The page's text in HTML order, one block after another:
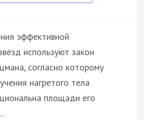
эффективной
используют закон
согласно которому
нагретого тела
площади его